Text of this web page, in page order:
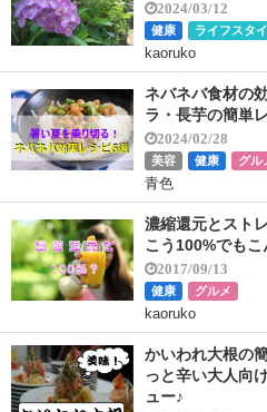
2024/03/12
健康 ライフスタ
kaoruko
ネバネバ食材の
ラ・長芋の簡単
2024/02/28
美容 健康 グル
青色
濃縮還元とスト
こう100%でもこ
2017/09/13
健康 グルメ
kaoruko
かいわれ大根の
っと辛い大人向
ュー♪